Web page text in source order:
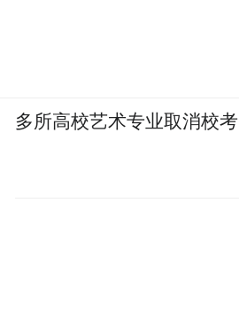
多所高校艺术专业取消校考